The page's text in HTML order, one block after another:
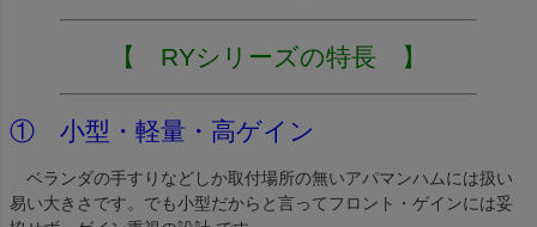
【 RYシリーズの特長 】
① 小型・軽量・高ゲイン
ベランダの手すりなどしか取付場所の無いアパマンハムには扱い
易い大きさです。でも小型だからと言ってフロント・ゲインには妥